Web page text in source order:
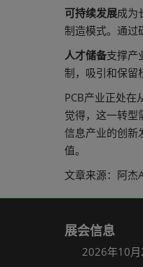
可持续发展成为
制造模式。通过
人才储备支撑产
制，吸引和保留
PCB产业正处
觉得，这一转型
信息产业的创新
值。
文章来源：阿杰
展会信息
2026年10